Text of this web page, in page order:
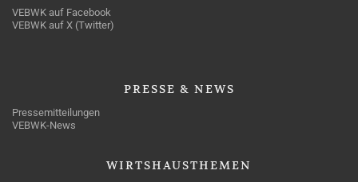
VEBWK auf Facebook
VEBWK auf X (Twitter)
PRESSE & NEWS
Pressemitteilungen
VEBWK-News
WIRTSHAUSTHEMEN